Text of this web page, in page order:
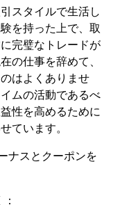
スタイルで生活し
を持った上で、取
完璧なトレードが
の仕事を辞めて、
はよくありませ
ムの活動であるべ
性を高めるために
ています。
ナスとクーポンを